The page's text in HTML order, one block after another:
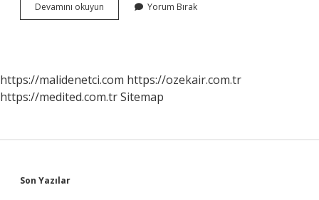
Devamını okuyun
Is
Yorum Bırak
https://malidenetci.com https://ozekair.com.tr
https://medited.com.trSitemap
Sidebar
Son Yazılar